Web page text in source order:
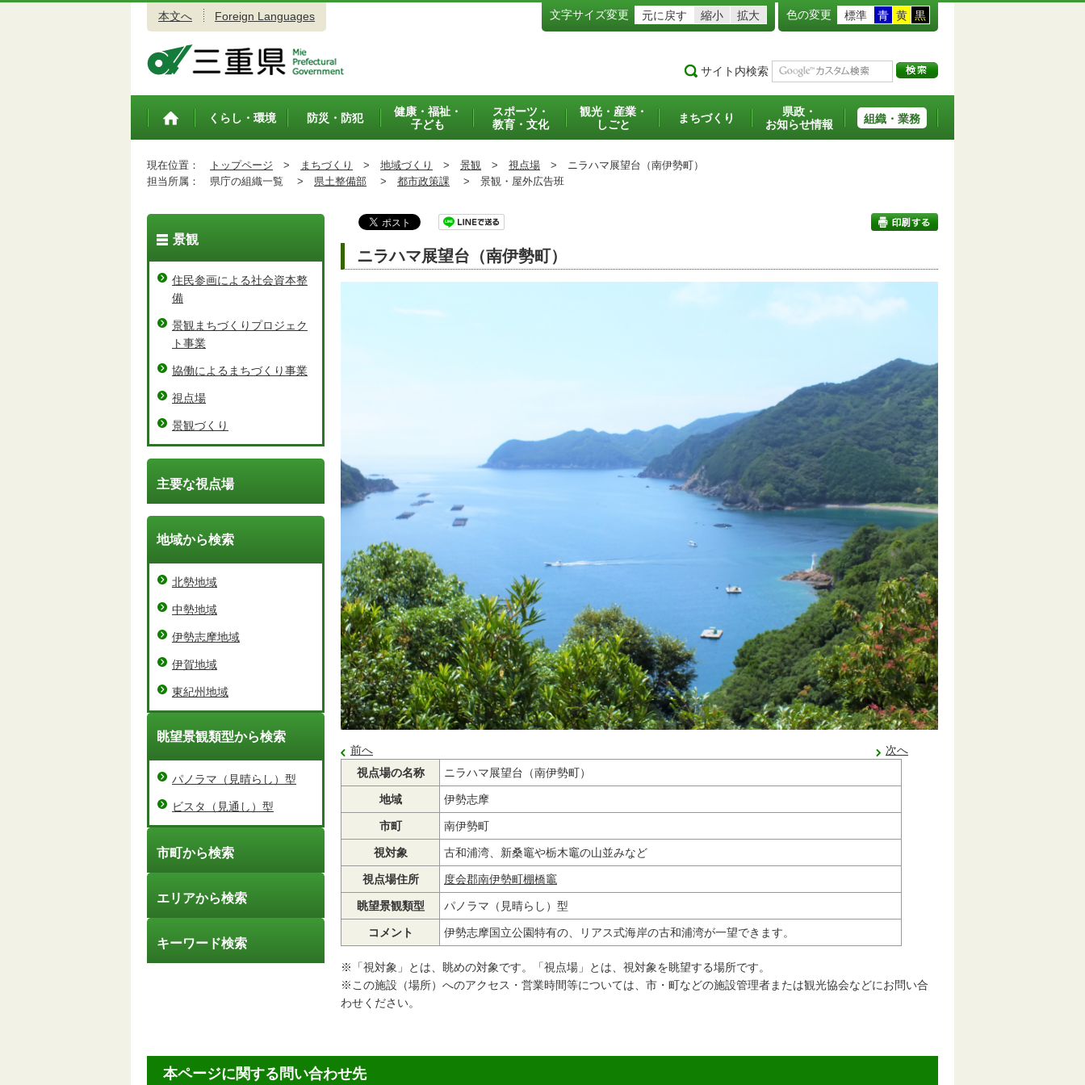
本文へ Foreign Languages 文字サイズ変更 元に戻す 縮小 拡大 色の変更 標準 青 黄 黒
サイト内検索
トップペ
くらし・環境 防災・防犯
健康・福祉・
子ども
スポーツ・
教育・文化
観光・産業・
しごと
まちづくり
県政・
お知らせ情報
組織・業務
現在位置： トップページ > まちづくり > 地域づくり > 景観 > 視点場 > ニラハマ展望台（南伊勢町）
担当所属：
県庁の組織一覧 > 県土整備部 > 都市政策課 > 景観・屋外広告班
ニラハマ展望台（南伊勢町）
前へ
次へ
視点場の名称
ニラハマ展望台（南伊勢町）
地域 伊勢志摩
市町 南伊勢町
視対象 古和浦湾、新桑竈や栃木竈の山並みなど
視点場住所 度会郡南伊勢町棚橋竈
眺望景観類型 パノラマ（見晴らし）型
コメント 伊勢志摩国立公園特有の、リアス式海岸の古和浦湾が一望できます。
※「視対象」とは、眺めの対象です。「視点場」とは、視対象を眺望する場所です。
※この施設（場所）へのアクセス・営業時間等については、市・町などの施設管理者または観光協会などにお問い合
わせください。
景観
住民参画による社会資本整
備
景観まちづくりプロジェク
ト事業
協働によるまちづくり事業
視点場
景観づくり
主要な視点場
地域から検索
北勢地域
中勢地域
伊勢志摩地域
伊賀地域
東紀州地域
眺望景観類型から検索
パノラマ（見晴らし）型
ビスタ（見通し）型
市町から検索
エリアから検索
キーワード検索
本ページに関する問い合わせ先